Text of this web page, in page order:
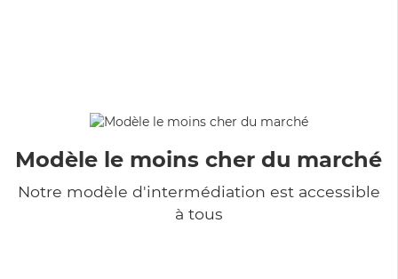
Modèle le moins cher du marché
Notre modèle d'intermédiation est accessible
à tous